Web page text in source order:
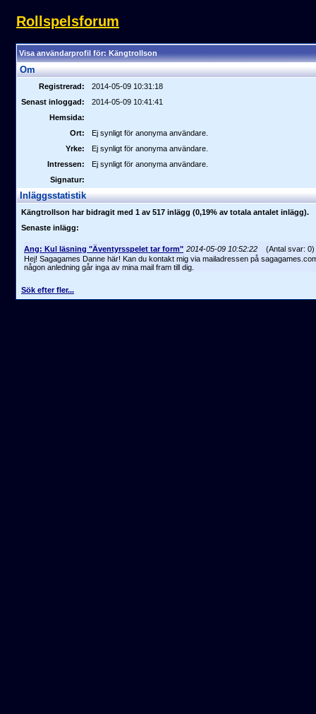
Rollspelsforum
Visa användarprofil för: Kängtrollson
Om
Registrerad:
2014-05-09 10:31:18
Senast inloggad:
2014-05-09 10:41:41
Hemsida:
Ort:
Ej synligt för anonyma användare.
Yrke:
Ej synligt för anonyma användare.
Intressen:
Ej synligt för anonyma användare.
Signatur:
Inläggsstatistik
Kängtrollson har bidragit med 1 av 517 inlägg (0,19% av totala antalet inlägg).
Senaste inlägg:
Ang: Kul läsning "Äventyrsspelet tar form" 2014-05-09 10:52:22
(Antal svar: 0)
Hej! Sagagames Danne här! Kan du kontakt mig via mailadressen på
någon anledning går inga av mina mail fram till dig.
Sök efter fler...